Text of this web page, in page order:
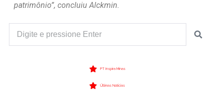
patrimônio”, concluiu Alckmin.
PT Inspira Minas
Últimas Notícias